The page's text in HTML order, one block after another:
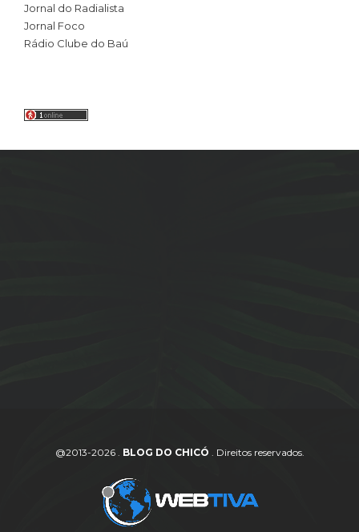
Jornal do Radialista
Jornal Foco
Rádio Clube do Baú
@2013-2026 . BLOG DO CHICÓ . Direitos reservados.